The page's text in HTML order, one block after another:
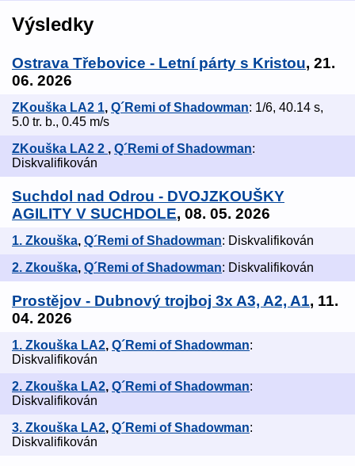
Výsledky
Ostrava Třebovice - Letní párty s Kristou, 21.
06. 2026
ZKouška LA2 1, Q´Remi of Shadowman: 1/6, 40.14 s,
5.0 tr. b., 0.45 m/s
ZKouška LA2 2 , Q´Remi of Shadowman:
Diskvalifikován
Suchdol nad Odrou - DVOJZKOUŠKY
AGILITY V SUCHDOLE, 08. 05. 2026
1. Zkouška, Q´Remi of Shadowman: Diskvalifikován
2. Zkouška, Q´Remi of Shadowman: Diskvalifikován
Prostějov - Dubnový trojboj 3x A3, A2, A1, 11.
04. 2026
1. Zkouška LA2, Q´Remi of Shadowman:
Diskvalifikován
2. Zkouška LA2, Q´Remi of Shadowman:
Diskvalifikován
3. Zkouška LA2, Q´Remi of Shadowman:
Diskvalifikován